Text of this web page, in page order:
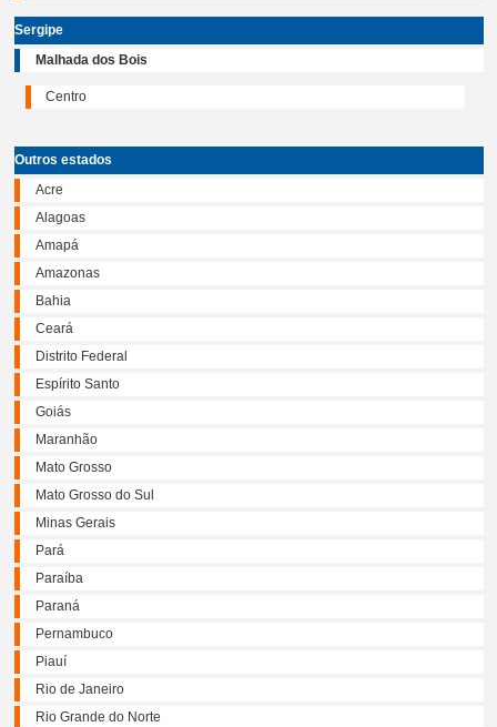
Sergipe
Malhada dos Bois
Centro
Outros estados
Acre
Alagoas
Amapá
Amazonas
Bahia
Ceará
Distrito Federal
Espírito Santo
Goiás
Maranhão
Mato Grosso
Mato Grosso do Sul
Minas Gerais
Pará
Paraíba
Paraná
Pernambuco
Piauí
Rio de Janeiro
Rio Grande do Norte